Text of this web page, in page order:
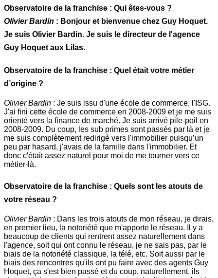
Observatoire de la franchise : Qui êtes-vous ?
Olivier Bardin : Bonjour et bienvenue chez Guy Hoquet.
Je suis Olivier Bardin. Je suis le directeur de l'agence
Guy Hoquet aux Lilas.
Observatoire de la franchise : Quel était votre métier
d’origine ?
Olivier Bardin : Je suis issu d'une école de commerce, l'ISG.
J'ai fini cette école de commerce en 2008-2009 et je me suis
orienté vers la finance de marché. Je suis arrivé pile-poil en
2008-2009. Du coup, les sub primes sont passés par là et je
me suis complètement redirigé vers l'immobilier puisqu’un
peu par hasard, j'avais de la famille dans l'immobilier. Et
donc c'était assez naturel pour moi de me tourner vers ce
métier-là.
Observatoire de la franchise : Quels sont les atouts de
votre réseau ?
Olivier Bardin : Dans les trois atouts de mon réseau, je dirais,
en premier lieu, la notoriété que m'apporte le réseau. Il y a
beaucoup de clients qui rentrent assez naturellement dans
l'agence, soit qui ont connu le réseau, je ne sais pas, par le
biais de la notoriété classique, la télé, etc. Soit aussi par le
biais des rencontres qu'ils ont pu faire avec des agents Guy
Hoquet, ça s'est bien passé et du coup, naturellement, ils